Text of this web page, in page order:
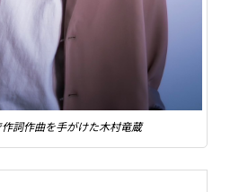
詞作曲を手がけた木村竜蔵